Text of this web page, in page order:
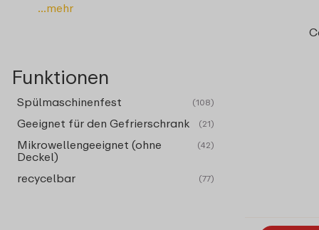
...mehr
Funktionen
Spülmaschinenfest (108)
Geeignet für den Gefrierschrank (21)
Mikrowellengeeignet (ohne
Deckel)
(42)
recycelbar (77)